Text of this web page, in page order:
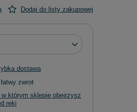
Dodaj do listy zakupowej
dostawa
zwrot
w którym sklepie obejrzysz
ręki